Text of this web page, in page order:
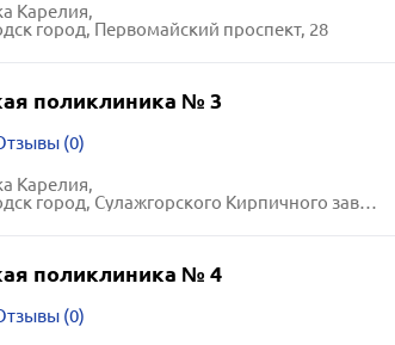
Карелия,
город, Первомайский проспект, 28
поликлиника № 3
(0)
Карелия,
город, Сулажгорского Кирпичного завода улица, 4
поликлиника № 4
(0)